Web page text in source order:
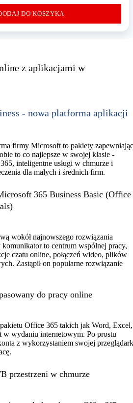
DO KOSZYKA
z aplikacjami w
- nowa platforma aplikacji
firmy Microsoft to pakiety
to co najlepsze w swojej klasie -
inteligentne usługi w chmurze i
dla małych i średnich firm.
365 Business Basic (Office
wokół najnowszego rozwiązania
to centrum wspólnej pracy,
czatu online, połączeń wideo, plików
Zastąpił on popularne rozwiązanie
do pracy online
Office 365 takich jak Word, Excel,
wydaniu internetowym. Po prostu
z wykorzystaniem swojej
przestrzeni w chmurze